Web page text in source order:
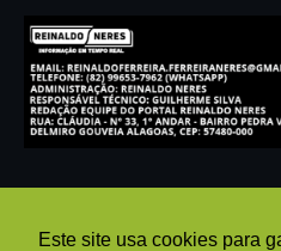
Este site usa cookies para